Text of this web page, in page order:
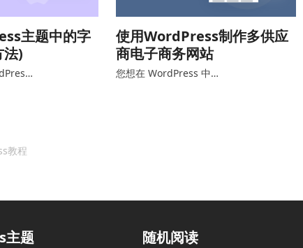
主题中的字
法)
使用WordPress制作多供应
商电子商务网站
您想在 WordPress 中…
教程
主题 随机阅读